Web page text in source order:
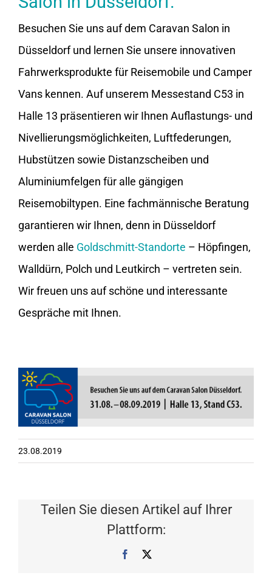
Besuchen Sie uns auf dem Caravan Salon in
Düsseldorf und lernen Sie unsere innovativen
Fahrwerksprodukte für Reisemobile und Camper
Vans kennen. Auf unserem Messestand C53 in
Halle 13 präsentieren wir Ihnen Auflastungs- und
Nivellierungsmöglichkeiten, Luftfederungen,
Hubstützen sowie Distanzscheiben und
Aluminiumfelgen für alle gängigen
Reisemobiltypen. Eine fachmännische Beratung
garantieren wir Ihnen, denn in Düsseldorf
werden alle Goldschmitt-Standorte – Höpfingen,
Walldürn, Polch und Leutkirch – vertreten sein.
Wir freuen uns auf schöne und interessante
Gespräche mit Ihnen.
23.08.2019
Teilen Sie diesen Artikel auf Ihrer
Plattform:
Facebook